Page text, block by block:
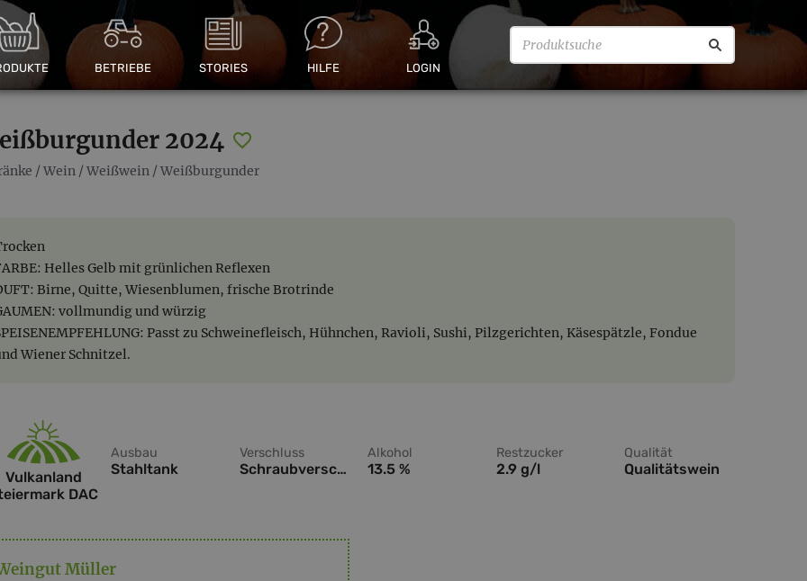
BETRIEBE STORIES HILFE LOGIN
2024
/Wein /Weißwein /Weißburgunder
Helles Gelb mit grünlichen Reflexen
Birne, Quitte, Wiesenblumen, frische Brotrinde
vollmundig und würzig
Passt zu Schweinefleisch, Hühnchen, Ravioli, Sushi, Pilzgerichten, Käsespätzle, Fondue
Wiener Schnitzel.
Vulkanland
DAC
Ausbau
Stahltank
Verschluss
Schraubverschluss
Alkohol
13.5 %
Restzucker
2.9 g/l
Qualität
Qualitätswein
Müller